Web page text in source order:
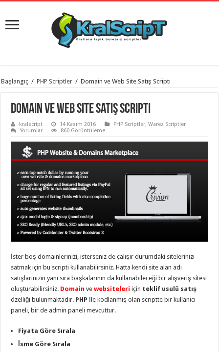
istanbul
taşımacılık,
organizasyon,
gaziantep
evden
taşımacılık,
evden
taşımacılık,
gaziantep
taşımacılık ,
taşımacılık,
gaziantep
evden
taşımacılık,
gaziantep
evden
taşımacılık,
gaziantep
evden
taşımacılık
evden
taşımacılık,
Başlangıç / PHP Scriptler / Domain ve Web Site Satış Scripti
Domain ve Web Site Satış Scripti
kralscript 14 Kasım 2016 PHP Scriptler,Warez Scriptler
Yorumlar
860 Görüntüleme
İster boş domainlerinizi, isterseniz de çalışır durumdaki sitelerinizi
satmak için bu scripti kullanabilirsiniz. Hatta kendi site alan adı
satışlarınızın yanı sıra başkalarının da kullanabileceği bir alışveriş sitesi
oluşturabilirsiniz. Domain vewebsiteleri için teklif usulü satış
özelliği bulunmaktadır. PHP İle kodlanmış olan scriptte bir kullanıcı
paneli, bir de admin paneli mevcuttur.
Fiyata Göre Sırala
İsme Göre Sırala